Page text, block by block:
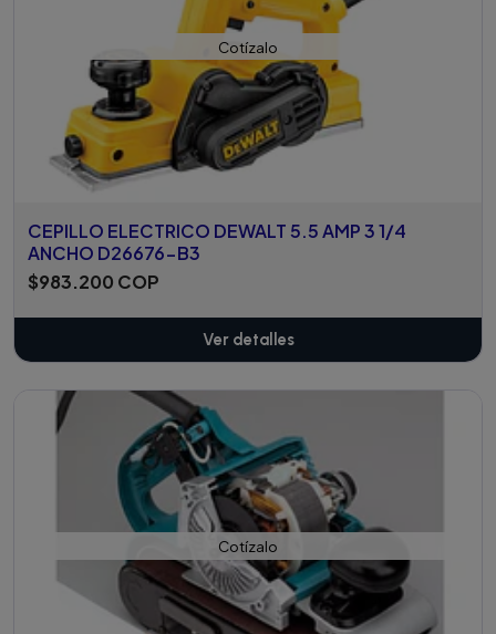
Cotízalo
CEPILLO ELECTRICO DEWALT 5.5 AMP 3 1/4
ANCHO D26676-B3
$983.200 COP
Ver detalles
Cotízalo